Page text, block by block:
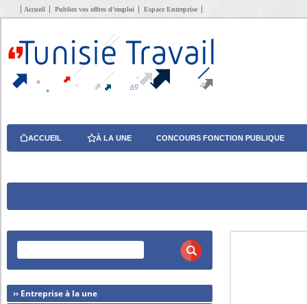
Accueil Publiez vos offres d’emploi Espace Entreprise
ACCUEIL À LA UNE CONCOURS FONCTION PUBLIQUE
›› Entreprise à la une